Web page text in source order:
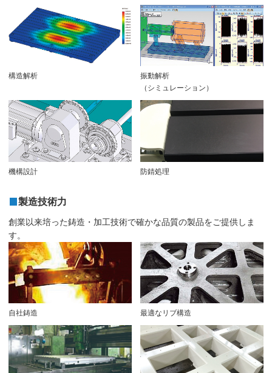
構造解析
振動解析
（シミュレーション）
機構設計 防錆処理
製造技術力
創業以来培った鋳造・加工技術で確かな品質の製品をご提供しま
す。
自社鋳造 最適なリブ構造